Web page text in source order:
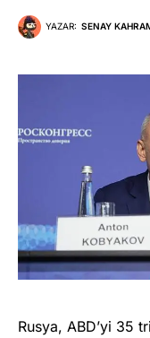
YAZAR: SENAY
Rusya, ABD’yi 35